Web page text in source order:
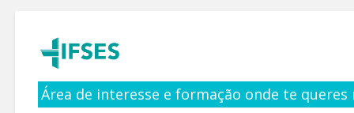
Área de interesse e formação onde te